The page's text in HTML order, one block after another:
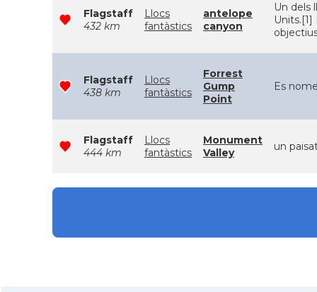
Flagstaff
432 km
Llocs
fantàstics
antelope
canyon
Un dels
Flagstaff
438 km
Llocs
fantàstics
Forrest
Gump
Point
Es
Flagstaff
444 km
Llocs
fantàstics
Monument
Valley
un